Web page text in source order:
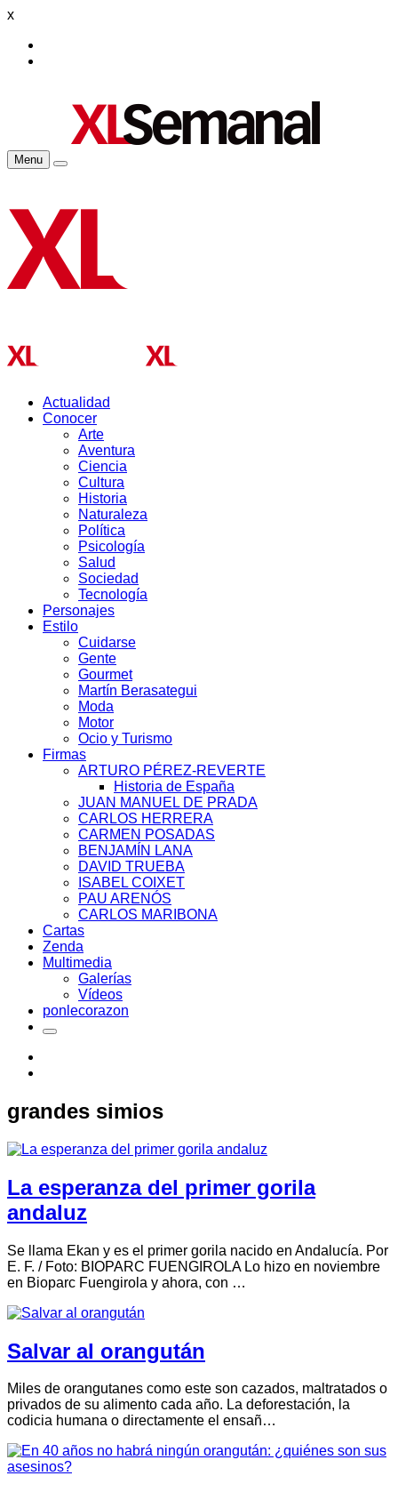
x
Menu
Actualidad
Conocer
Arte
Aventura
Ciencia
Cultura
Historia
Naturaleza
Política
Psicología
Salud
Sociedad
Tecnología
Personajes
Estilo
Cuidarse
Gente
Gourmet
Martín Berasategui
Moda
Motor
Ocio y Turismo
Firmas
ARTURO PÉREZ-REVERTE
Historia de España
JUAN MANUEL DE PRADA
CARLOS HERRERA
CARMEN POSADAS
BENJAMÍN LANA
DAVID TRUEBA
ISABEL COIXET
PAU ARENÓS
CARLOS MARIBONA
Cartas
Zenda
Multimedia
Galerías
Vídeos
ponlecorazon
grandes simios
La esperanza del primer gorila
andaluz
Se llama Ekan y es el primer gorila nacido en Andalucía. Por
E. F. / Foto: BIOPARC FUENGIROLA Lo hizo en noviembre
en Bioparc Fuengirola y ahora, con …
Salvar al orangután
Miles de orangutanes como este son cazados, maltratados o
privados de su alimento cada año. La deforestación, la
codicia humana o directamente el ensañ…